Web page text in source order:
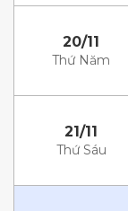
20/11
Thứ Năm
21/11
Thứ Sáu